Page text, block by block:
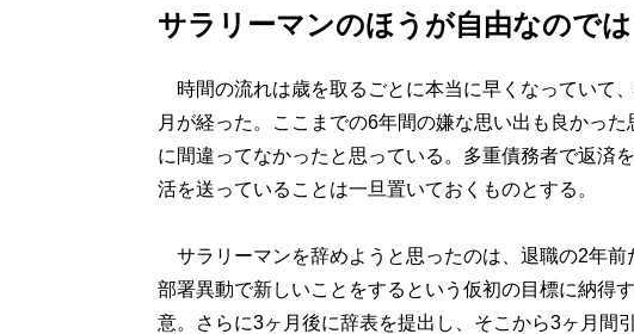
サラリーマンのほうが自由なのでは
時間の流れは歳を取るごとに本当に早くなっていて
月が経った。ここまでの6年間の嫌な思い出も良かっ
に間違ってなかったと思っている。多重債務者で返済
活を送っていることは一旦置いておくものとする。
サラリーマンを辞めようと思ったのは、退職の2年
部署異動で新しいことをするという仮初の目標に納得
意。さらに3ヶ月後に辞表を提出し、そこから3ヶ月間